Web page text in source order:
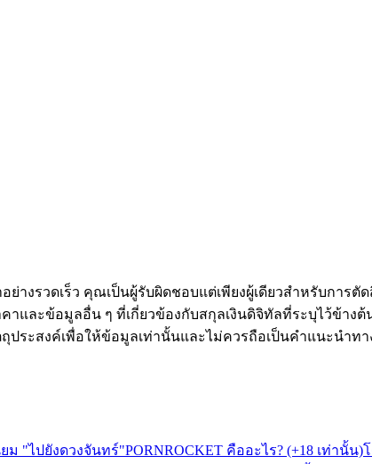
อขาย
างรวดเร็ว คุณเป็นผู้รับผิดชอบแต่เพียงผู้เดียวสำหรับกา
และข้อมูลอื่น ๆ ที่เกี่ยวข้องกับสกุลเงินดิจิทัลที่ระบุไว้ข้าง
ะสงค์เพื่อให้ข้อมูลเท่านั้นและไม่ควรถือเป็นคำแนะนำท
ยม "ไปยังดวงจันทร์"PORNROCKET คืออะไร? (+18 เท่านั้น)